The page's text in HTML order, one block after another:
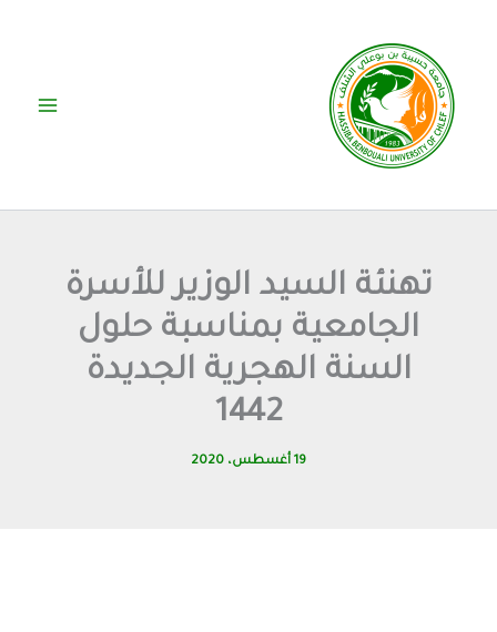
المحتوى
تهنئة السيد الوزير للأسرة
الجامعية بمناسبة حلول
السنة الهجرية الجديدة
1442
19 أغسطس، 2020